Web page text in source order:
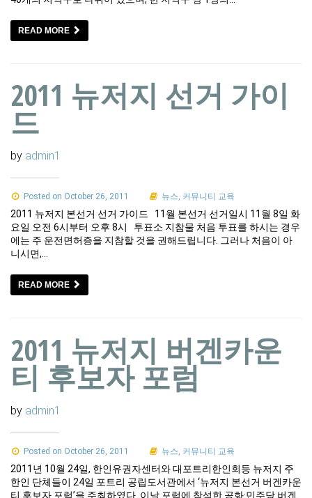
READ MORE
2011 뉴저지 선거 가이
드
by admin1
Posted on October 26, 2011 뉴스, 커뮤니티 교육
2011 뉴저지 본선거 선거 가이드 11월 본선거 선거일시 11월 8일 화
요일 오전 6시부터 오후 8시 투표소 지참물 처음 투표를 하시는 경우
에는 주 운전면허증을 지참할 것을 권해드립니다. 그러나 처음이 아
니시면,…
READ MORE
2011 뉴저지 버겐카운
티 후보자 포럼
by admin1
Posted on October 26, 2011 뉴스 커뮤니티 교육
2011년 10월 24일, 한인유권자센터와 대포트리한인회등 뉴저지 주
한인 단체들이 24일 포트리 공립도서관에서 ‘뉴저지 본선거 버겐카운
티 후보자 포럼’을 주최하였다. 이날 포럼에 참석한 공화·민주당 버겐